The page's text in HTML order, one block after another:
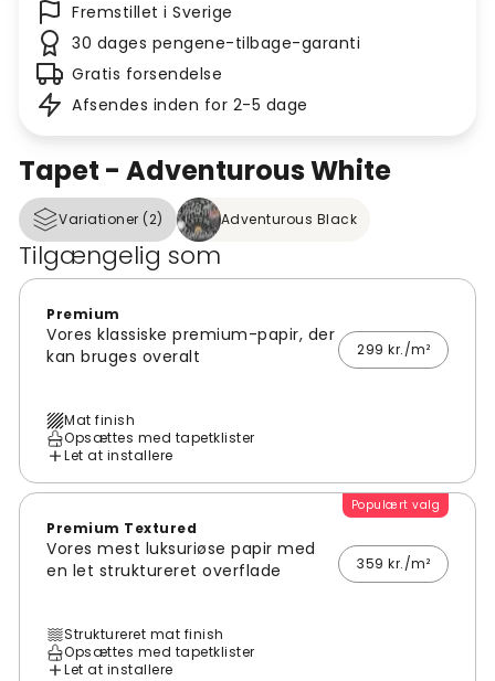
Tapet - Adventurous White
Variationer (2) Adventurous Black
Tilgængelig som
Premium
Vores klassiske premium-papir, der
kan bruges overalt
299 kr./m²
Mat finish
Opsættes med tapetklister
Let at installere
Populært valg
Premium Textured
Vores mest luksuriøse papir med
en let struktureret overflade
359 kr./m²
Struktureret mat finish
Opsættes med tapetklister
Let at installere
Fremstillet i Sverige
30 dages pengene-tilbage-garanti
Gratis forsendelse
Afsendes inden for 2-5 dage